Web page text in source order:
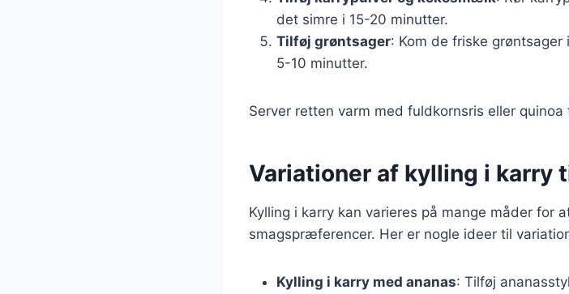
det simre i 15-20 minutter.
Tilføj grøntsager: Kom de friske
5-10 minutter.
Server retten varm med fuldkornsris eller
Variationer af kylling i karry
Kylling i karry kan varieres på mange måder for
smagspræferencer. Her er nogle ideer til
Kylling i karry med ananas: Tilføj